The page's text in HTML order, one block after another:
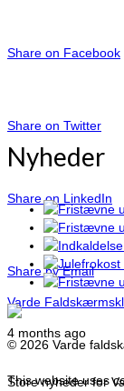
Share on Facebook
Share on Twitter
Share on LinkedIn
Share by Email
Varde
4 months ago
Store nyheder for
Nyheder
© 2026 Varde
This website uses